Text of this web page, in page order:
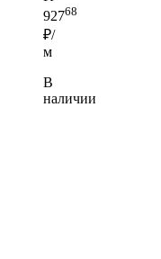
92768
₽/
м
В
наличии